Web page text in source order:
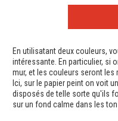
En utilisatant deux couleurs,
intéressante. En particulier, si
mur, et les couleurs seront les
Ici, sur le papier peint on voit
disposés de telle sorte qu'ils
sur un fond calme dans les